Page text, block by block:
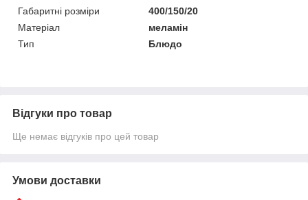
Габаритні розміри
400/150/20
Матеріал
меламін
Тип
Блюдо
Відгуки про товар
Ще немає відгуків про цей товар
Умови доставки